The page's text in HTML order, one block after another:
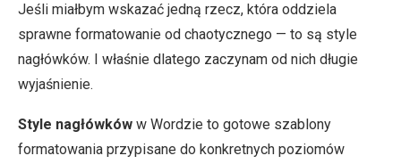
Jeśli miałbym wskazać jedną rzecz, która oddziela
sprawne formatowanie od chaotycznego — to są style
nagłówków. I właśnie dlatego zaczynam od nich długie
wyjaśnienie.
Style nagłówków w Wordzie to gotowe szablony
formatowania przypisane do konkretnych poziomów